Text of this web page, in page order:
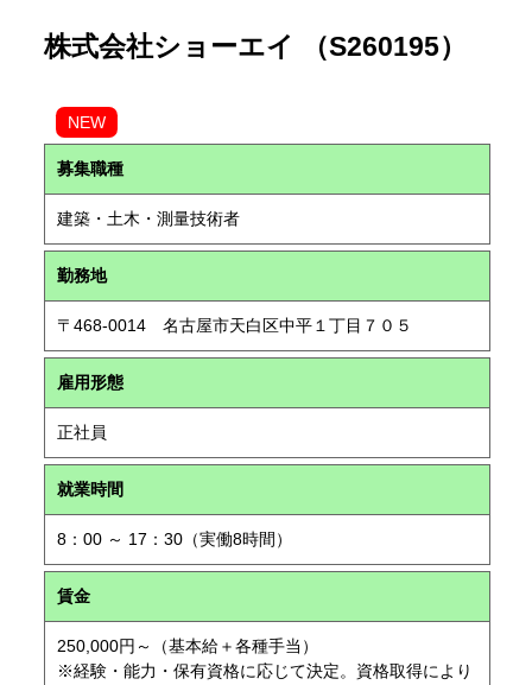
株式会社ショーエイ （S260195）
NEW
募集職種
建築・土木・測量技術者
勤務地
〒468-0014 名古屋市天白区中平１丁目７０５
雇用形態
正社員
就業時間
8：00 ～ 17：30（実働8時間）
賃金
250,000円～（基本給＋各種手当）
※経験・能力・保有資格に応じて決定。資格取得により